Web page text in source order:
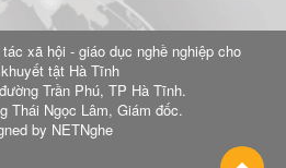
xã hội - giáo dục nghề nghiệp cho
tật Hà Tĩnh
Trần Phú, TP Hà Tĩnh.
Thái Ngọc Lâm, Giám đốc.
by NETNghe